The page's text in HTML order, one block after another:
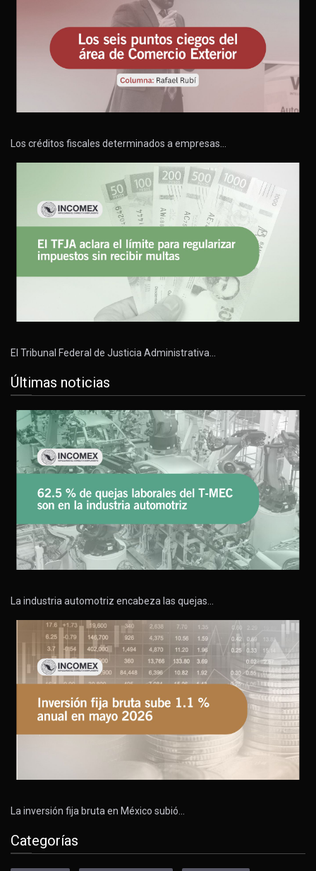
Los créditos fiscales determinados a empresas…
El Tribunal Federal de Justicia Administrativa…
Últimas noticias
La industria automotriz encabeza las quejas…
La inversión fija bruta en México subió…
Categorías